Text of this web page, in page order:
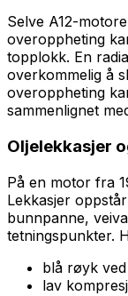
Selve A12-
overoppheting
topplokk. En
overkommelig å
overoppheting
sammenlignet
Oljelekkasjer
På en motor fra
Lekkasjer
bunnpanne,
tetningspunkter.
blå røyk
lav